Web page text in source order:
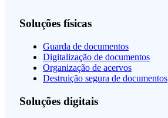
Soluções físicas
Guarda de documentos
Digitalização de documentos
Organização de acervos
Destruição segura de documentos
Soluções digitais